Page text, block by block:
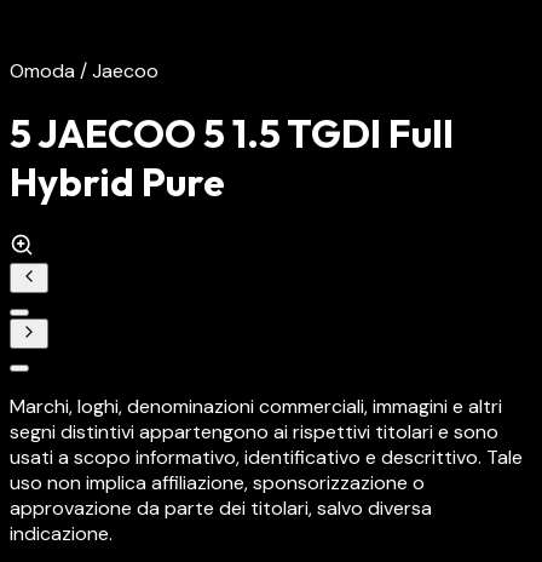
Omoda / Jaecoo
5 JAECOO 5 1.5 TGDI Full
Hybrid Pure
Marchi, loghi, denominazioni commerciali, immagini e altri
segni distintivi appartengono ai rispettivi titolari e sono
usati a scopo informativo, identificativo e descrittivo. Tale
uso non implica affiliazione, sponsorizzazione o
approvazione da parte dei titolari, salvo diversa
indicazione.